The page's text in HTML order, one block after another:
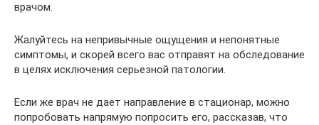
врачом.
Жалуйтесь на непривычные ощущения и непонятные
симптомы, и скорей всего вас отправят на обследование
в целях исключения серьезной патологии.
Если же врач не дает направление в стационар, можно
попробовать напрямую попросить его, рассказав, что